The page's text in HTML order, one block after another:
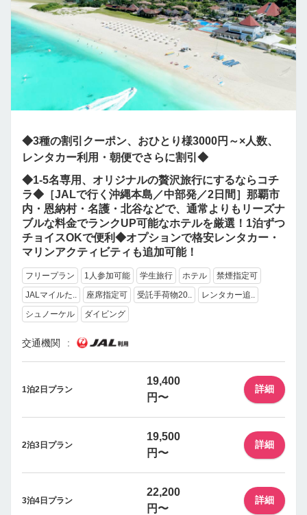
◆3種の割引クーポン、おひとり様3000円～×人数、
レンタカー利用・朝便でさらに割引◆
◆1-5名専用、オリジナルの贅沢旅行にするならコチ
ラ◆［JALで行く沖縄本島／中部発／2日間］那覇市
内・恩納村・名護・北谷などで、通常よりもリーズナ
ブルな料金でランクUP可能なホテルを厳選！1泊ずつ
チョイスOKで便利◆オプションで格安レンタカー・
マリンアクティビティも追加可能！
フリープラン 1人参加可能 学生旅行 ホテル
禁煙指定可
JALマイルた..
座席指定可 受託手荷物20..
レンタカー追..
シュノーケル
ダイビング
交通機関
1泊2日プラン
19,400
円〜
詳細
2泊3日プラン
19,500
円〜
詳細
3泊4日プラン
22,200
円〜
詳細